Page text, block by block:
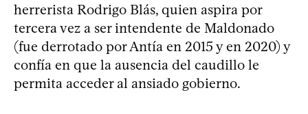
herrerista Rodrigo Blás, quien aspira por
tercera vez a ser intendente de Maldonado
(fue derrotado por Antía en 2015 y en 2020) y
confía en que la ausencia del caudillo le
permita acceder al ansiado gobierno.